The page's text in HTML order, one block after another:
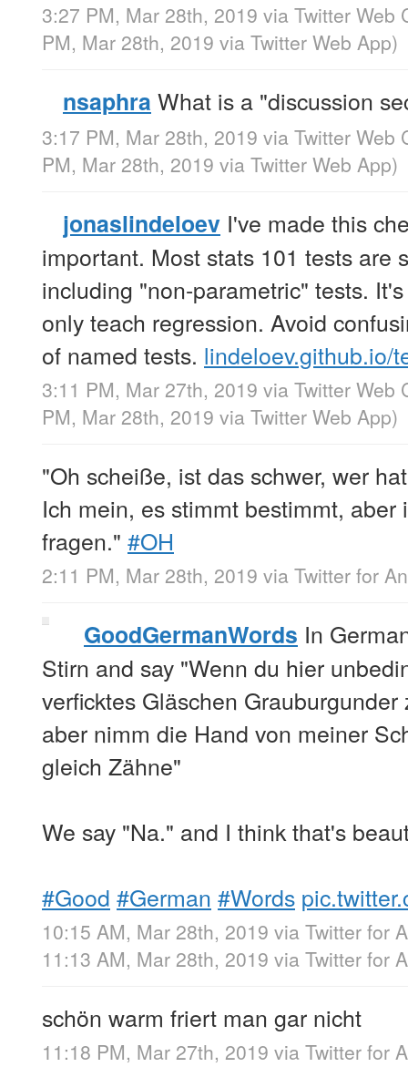
3:27 PM, Mar 28th, 2019 via Twitter Web
PM, Mar 28th, 2019 via Twitter Web App)
nsaphra What is a "discussion
3:17 PM, Mar 28th, 2019 via Twitter Web
PM, Mar 28th, 2019 via Twitter Web App)
jonaslindeloev I've made this
important. Most stats 101 tests are
including "non-parametric" tests.
only teach regression. Avoid
of named tests.
3:11 PM, Mar 27th, 2019 via Twitter Web
PM, Mar 28th, 2019 via Twitter Web App)
"Oh scheiße, ist das schwer, wer
Ich mein, es stimmt bestimmt,
fragen." #OH
2:11 PM, Mar 28th, 2019 via Twitter for
GoodGermanWords In
Stirn and say "Wenn du hier
verficktes Gläschen
aber nimm die Hand von meiner
gleich Zähne"
We say "Na." and I think that's
#Good #German #Words
10:15 AM, Mar 28th, 2019 via Twitter for
11:13 AM, Mar 28th, 2019 via Twitter for
schön warm friert man gar nicht
11:18 PM, Mar 27th, 2019 via Twitter for